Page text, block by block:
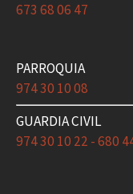
673 68 06 47
PARROQUIA
974 30 10 08
GUARDIA CIVIL
974 30 10 22 - 680